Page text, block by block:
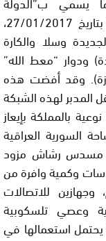
الإسلامية”، أسفر عن تفكيك خلية إرهابية بتاريخ 27/01/2017،
وسلا والكارة
ودوار “معط الله”
تازة). ‏وقد أفضت هذه
المدبر لهذه الشبكة
بالمملكة بإيعاز
السورية العراقية
عن مسدس رشاش مزود
بالأشعة الحمراء، و7 مسدسات وكمية وافرة من
الحجم، وجهازين للاتصالات
وعصي تلسكوبية
استعمالها في